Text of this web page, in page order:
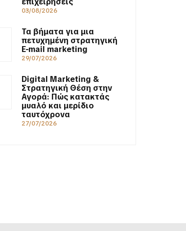
03/08/2026
Τα βήματα για μια
πετυχημένη στρατηγική
E-mail marketing
29/07/2026
Digital Marketing &
Στρατηγική Θέση στην
Αγορά: Πώς κατακτάς
μυαλό και μερίδιο
ταυτόχρονα
27/07/2026